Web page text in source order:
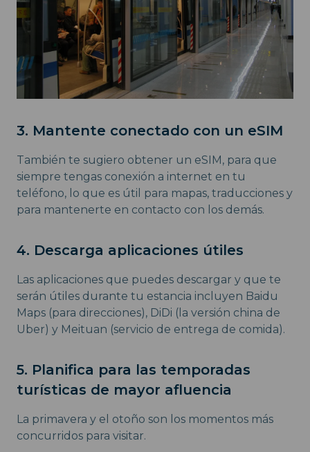
3. Mantente conectado con un eSIM
También te sugiero obtener un eSIM, para que
siempre tengas conexión a internet en tu
teléfono, lo que es útil para mapas, traducciones y
para mantenerte en contacto con los demás.
4. Descarga aplicaciones útiles
Las aplicaciones que puedes descargar y que te
serán útiles durante tu estancia incluyen Baidu
Maps (para direcciones), DiDi (la versión china de
Uber) y Meituan (servicio de entrega de comida).
5. Planifica para las temporadas
turísticas de mayor afluencia
La primavera y el otoño son los momentos más
concurridos para visitar.